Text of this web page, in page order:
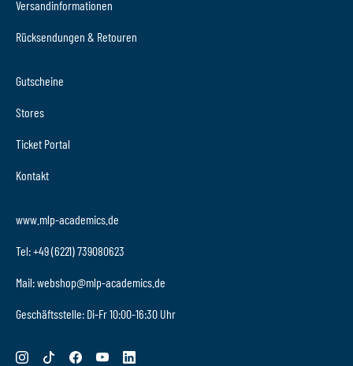
Versandinformationen
Rücksendungen & Retouren
Gutscheine
Stores
Ticket Portal
Kontakt
www.mlp-academics.de
Tel: +49 (6221) 739080623
Mail: webshop@mlp-academics.de
Geschäftsstelle: Di-Fr 10:00-16:30 Uhr